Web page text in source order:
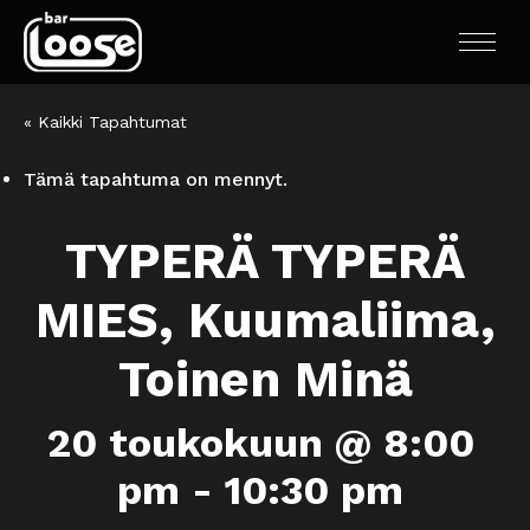
« Kaikki Tapahtumat
Tämä tapahtuma on mennyt.
TYPERÄ TYPERÄ
MIES, Kuumaliima,
Toinen Minä
20 toukokuun @ 8:00
pm - 10:30 pm